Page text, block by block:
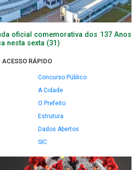
oficial comemorativa dos 137 Anos
nesta sexta (31)
ACESSO RÁPIDO
Concurso Público
A Cidade
O Prefeito
Estrutura
Dados Abertos
SIC